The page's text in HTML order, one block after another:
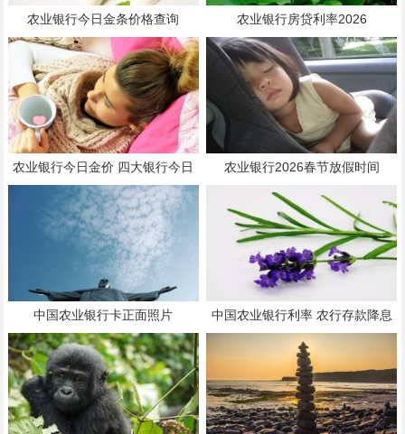
农业银行今日金条价格查询 农业银行房贷利率2026
农业银行今日金价 四大银行今日
金条查询
农业银行2026春节放假时间
中国农业银行卡正面照片
中国农业银行利率 农行存款降息
最新消息